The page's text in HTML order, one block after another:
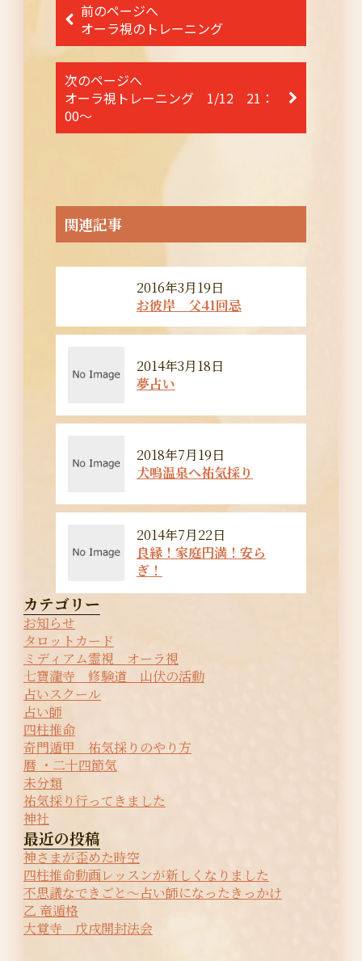
稿
ナ
ビ
ゲ
ー
前のページへ
オーラ視のトレーニング
次のページへ
オーラ視トレーニング 1/12 21：
00～
関連記事
2016年3月19日
お彼岸 父41回忌
2014年3月18日
夢占い
2018年7月19日
犬鳴温泉へ祐気採り
2014年7月22日
良縁！家庭円満！安ら
ぎ！
カテゴリー
お知らせ
タロットカード
ミディアム霊視 オーラ視
七寶瀧寺 修験道 山伏の活動
占いスクール
占い師
四柱推命
奇門遁甲 祐気採りのやり方
暦 ・二十四節気
未分類
祐気採り行ってきました
神社
最近の投稿
神さまが歪めた時空
四柱推命動画レッスンが新しくなりました
不思議なできごと〜占い師になったきっかけ
乙 竜遁格
大覚寺 戊戌開封法会